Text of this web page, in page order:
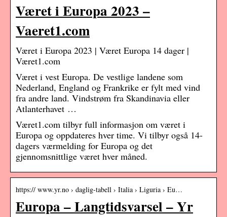
Været i Europa 2023 –
Vaeret1.com
Været i Europa 2023 | Været Europa 14 dager |
Været1.com
Været i vest Europa. De vestlige landene som
Nederland, England og Frankrike er fylt med vind
fra andre land. Vindstrøm fra Skandinavia eller
Atlanterhavet …
Været1.com tilbyr full informasjon om været i
Europa og oppdateres hver time. Vi tilbyr også 14-
dagers værmelding for Europa og det
gjennomsnittlige været hver måned.
https:// www.yr.no › daglig-tabell › Italia › Liguria › Eu…
Europa – Langtidsvarsel – Yr